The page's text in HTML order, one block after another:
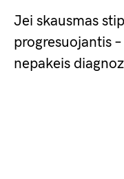
Jei skausmas
progresuojantis
nepakeis